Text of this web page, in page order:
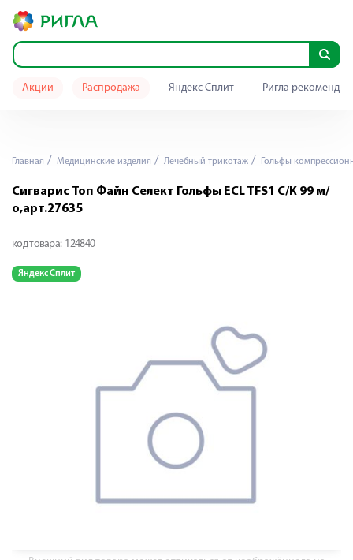
Акции Распродажа Яндекс Сплит Ригла
Главная Медицинские изделия Лечебный трикотаж Гольфы
Сигварис Топ Файн Селект Гольфы ECL TFS1 С/К 99 м/
о,арт.27635
код товара: 124840
Яндекс Сплит